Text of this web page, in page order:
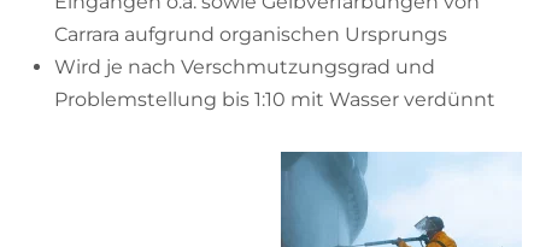
Carrara aufgrund organischen Ursprungs
Wird je nach Verschmutzungsgrad und
Problemstellung bis 1:10 mit Wasser verdünnt